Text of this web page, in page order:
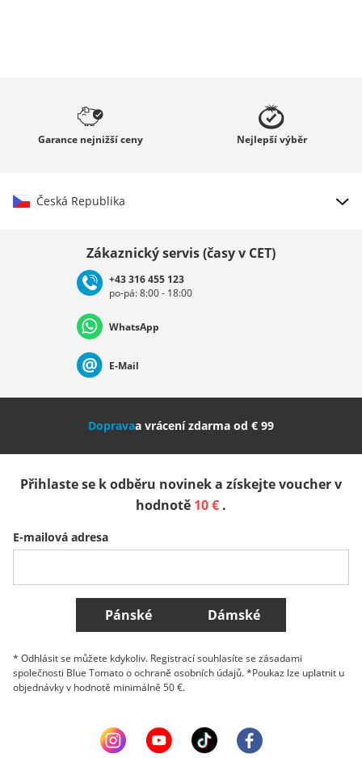
Garance nejnižší ceny Nejlepšívýběr
Česká Republika
Deutschland Österreich
Nederland Italia (Italiano) Italien (Deutsch)
Slovenija
Belgique (Français) Danmark Norge
Všechny země
Zákaznický servis (časy v CET)
+43 316 455 123
po-pá: 8:00 - 18:00
WhatsApp
E-Mail
Dopravaa vrácení zdarma od € 99
Přihlaste se k odběru novinek a získejte voucher v
hodnotě 10 € .
E-mailová adresa
Pánské Dámské
* Odhlásit se můžete kdykoliv. Registrací souhlasíte se zásadami
společnosti Blue Tomato o ochraně osobních údajů. *Poukaz lze uplatnit u
objednávky v hodnotě minimálně 50 €.